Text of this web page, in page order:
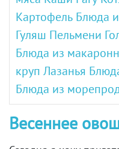
Картофель Блюда
Гуляш Пельмени
Блюда из
круп Лазанья
Блюда из
Весеннее